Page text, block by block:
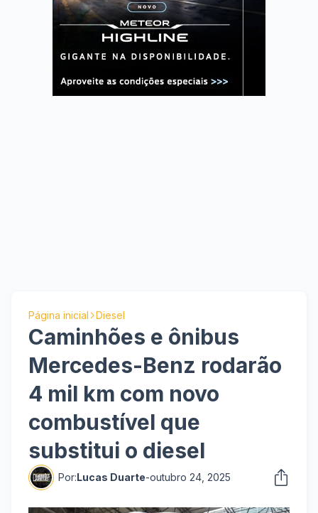
Página inicial Diesel
Caminhões e ônibus
Mercedes-Benz rodarão
4 mil km com novo
combustível que
substitui o diesel
Por:Lucas Duarte-outubro 24, 2025